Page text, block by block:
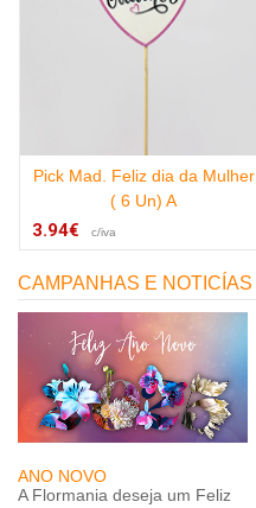
Pick Mad. Feliz dia da Mulher
( 6 Un) A
3.94€ c/iva
CAMPANHAS E NOTICÍAS
ANO NOVO
A Flormania deseja um Feliz